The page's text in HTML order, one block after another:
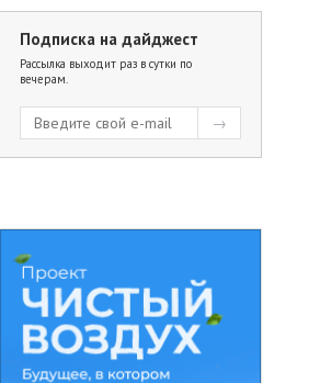
Подписка на дайджест
Рассылка выходит раз в сутки по
вечерам.